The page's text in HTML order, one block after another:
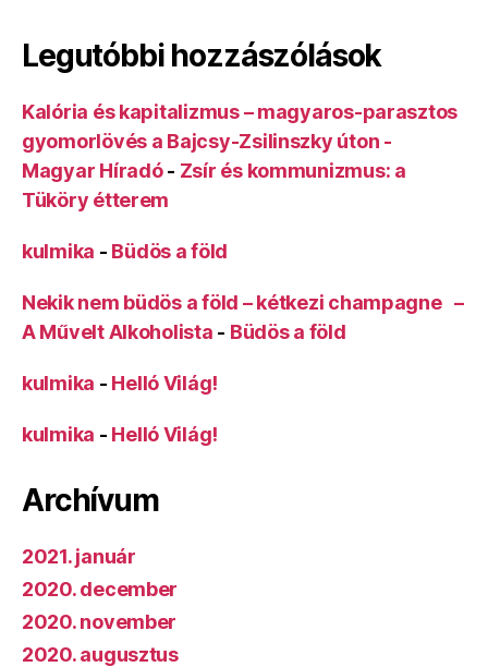
Legutóbbi hozzászólások
Kalória és kapitalizmus – magyaros-parasztos
gyomorlövés a Bajcsy-Zsilinszky úton -
Magyar Híradó- Zsír és kommunizmus: a
Tüköry étterem
kulmika - Büdös a föld
Nekik nem büdös a föld – kétkezi champagne –
A Művelt Alkoholista - Büdös a föld
kulmika - Helló Világ!
kulmika - Helló Világ!
Archívum
2021. január
2020. december
2020. november
2020. augusztus